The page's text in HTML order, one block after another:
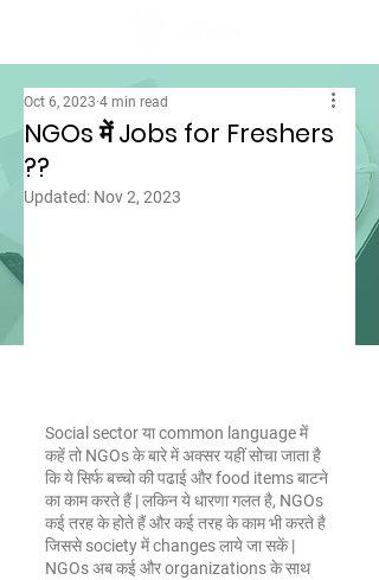
NGOs में Jobs for Freshers
??
Oct 6, 2023 4 min read
Updated: Nov 2, 2023
Social sector या common language में
कहें तो NGOs के बारे में अक्सर यहीं सोचा जाता है
कि ये सिर्फ बच्चो की पढाई और food items बाटने
का काम करते हैं | लकिन ये धारणा गलत है, NGOs
कई तरह के होते हैं और कई तरह के काम भी करते है
जिससे society में changes लाये जा सकें |
NGOs अब कई और organizations के साथ